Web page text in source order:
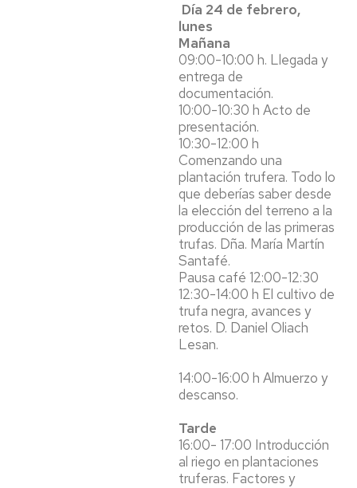
Día 24 de febrero,
lunes
Mañana
09:00-10:00 h. Llegada y
entrega de
documentación.
10:00-10:30 h Acto de
presentación.
10:30-12:00 h
Comenzando una
plantación trufera. Todo lo
que deberías saber desde
la elección del terreno a la
producción de las primeras
trufas. Dña. María Martín
Santafé.
Pausa café 12:00-12:30
12:30-14:00 h El cultivo de
trufa negra, avances y
retos. D. Daniel Oliach
Lesan.
14:00-16:00 h Almuerzo y
descanso.
Tarde
16:00- 17:00 Introducción
al riego en plantaciones
truferas. Factores y